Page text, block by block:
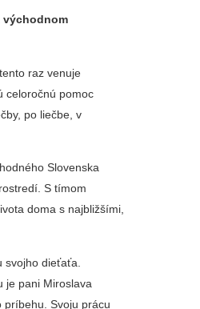
východnom
raz venuje
celoročnú pomoc
po liečbe, v
Slovenska
S tímom
doma s najbližšími,
svojho dieťaťa.
je pani Miroslava
príbehu. Svoju prácu